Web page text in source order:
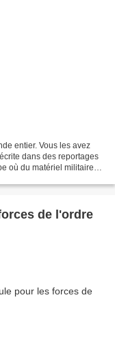
entier. Vous les avez
dans des reportages
où du matériel militaire
de l'ordre